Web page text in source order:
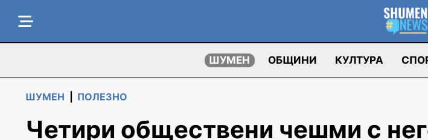
ШУМЕН ОБЩИНИ КУЛТУРА
ШУМЕН ПОЛЕЗНО
Четири обществени чешми с